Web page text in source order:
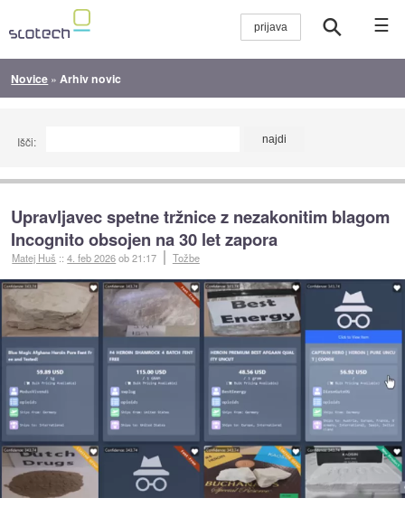
☰
Novice » Arhiv novic
Išči:
Upravljavec spetne tržnice z nezakonitim blagom
Incognito obsojen na 30 let zapora
Matej Huš ::4. feb 2026ob 21:17 Tožbe